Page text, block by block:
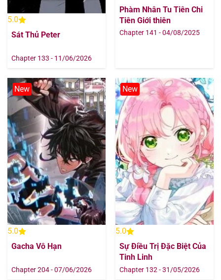
5.0
Sát Thủ Peter
Chapter 133 - 11/06/2026
Phàm Nhân Tu Tiên Chi
Tiên Giới thiên
Chapter 141 - 04/08/2025
New
5.0
Gacha Vô Hạn
Chapter 204 - 07/06/2026
New
5.0
Sự Điều Trị Đặc Biệt Của
Tinh Linh
Chapter 132 - 31/05/2026